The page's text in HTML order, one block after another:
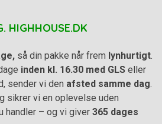
HIGHHOUSE.DK
så din pakke når frem lynhurtigt.
inden kl. 16.30 med GLS eller
sender vi den afsted samme dag.
sikrer vi en oplevelse uden
handler – og vi giver 365 dages